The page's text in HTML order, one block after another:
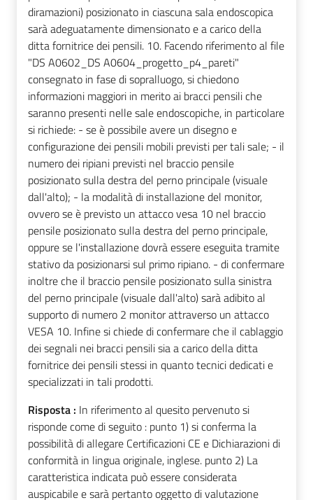
diramazioni) posizionato in ciascuna sala endoscopica
sarà adeguatamente dimensionato e a carico della
ditta fornitrice dei pensili. 10. Facendo riferimento al file
"DS A0602_DS A0604_progetto_p4_pareti"
consegnato in fase di sopralluogo, si chiedono
informazioni maggiori in merito ai bracci pensili che
saranno presenti nelle sale endoscopiche, in particolare
si richiede: - se è possibile avere un disegno e
configurazione dei pensili mobili previsti per tali sale; - il
numero dei ripiani previsti nel braccio pensile
posizionato sulla destra del perno principale (visuale
dall'alto); - la modalità di installazione del monitor,
ovvero se è previsto un attacco vesa 10 nel braccio
pensile posizionato sulla destra del perno principale,
oppure se l'installazione dovrà essere eseguita tramite
stativo da posizionarsi sul primo ripiano. - di confermare
inoltre che il braccio pensile posizionato sulla sinistra
del perno principale (visuale dall'alto) sarà adibito al
supporto di numero 2 monitor attraverso un attacco
VESA 10. Infine si chiede di confermare che il cablaggio
dei segnali nei bracci pensili sia a carico della ditta
fornitrice dei pensili stessi in quanto tecnici dedicati e
specializzati in tali prodotti.
Risposta : In riferimento al quesito pervenuto si
risponde come di seguito : punto 1) si conferma la
possibilità di allegare Certificazioni CE e Dichiarazioni di
conformità in lingua originale, inglese. punto 2) La
caratteristica indicata può essere considerata
auspicabile e sarà pertanto oggetto di valutazione